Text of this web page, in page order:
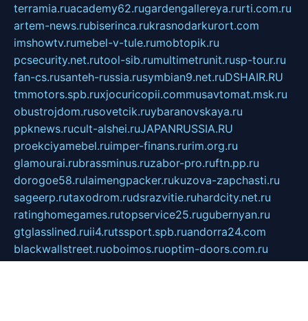
terramia.ruacademy62.rugardengallereya.rurti.com.ru
artem-news.rubiserinca.rukrasnodarkurort.com
imshowtv.rumebel-v-tule.rumobtopik.ru
pcsecurity.net.rutool-sib.rumultimetrunit.rusp-tour.ru
fan-cs.rusanteh-russia.rusymbian9.net.ruDSHAIR.RU
tmmotors.spb.ruxjocuricopii.commusavtomat.msk.ru
obustrojdom.rusovetcik.ruybaranovskaya.ru
ppknews.rucult-alshei.ruJAPANRUSSIA.RU
proekciyamebel.ruimper-finans.rurim.org.ru
glamourai.rubrassminus.ruzabor-pro.ruftn.pp.ru
dorogoe58.rulaimengpacker.rukuzova-zapchasti.ru
sageerp.rutaxodrom.rudsrazvitie.ruhardcity.net.ru
ratinghomegames.rutopservice25.rugubernyan.ru
gtglasslined.ruii4.rutssport.spb.ruandorra24.com
blackwallstreet.ruoboimos.ruoptim-doors.com.ru
ikuch.runycr.org.runpa21.ruvremya-ch.spb.ru